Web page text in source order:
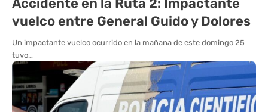
Accidente en la Ruta 2: Impactante
vuelco entre General Guido y Dolores
Un impactante vuelco ocurrido en la mañana de este domingo 25
tuvo…